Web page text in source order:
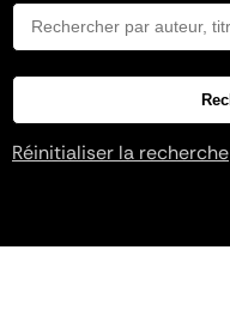
Réinitialiser la recherche